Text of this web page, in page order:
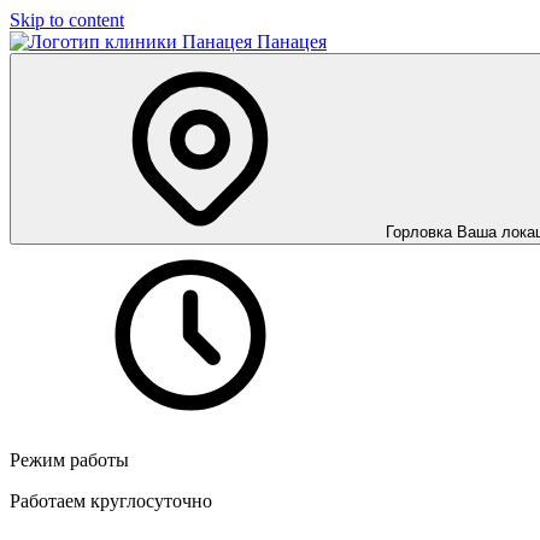
Skip to content
Панацея
Горловка Ваша
Режим работы
Работаем круглосуточно